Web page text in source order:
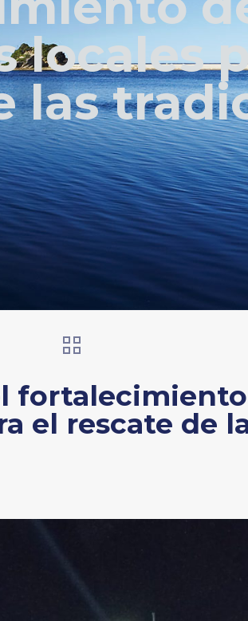
locales
las
el rescate de